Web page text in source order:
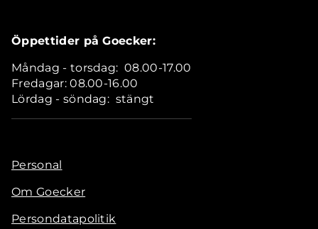
Öppettider på Goecker:
Måndag - torsdag: 08.00-17.00
Fredagar: 08.00-16.00
Lördag - söndag: stängt
Personal
Om Goecker
Persondatapolitik